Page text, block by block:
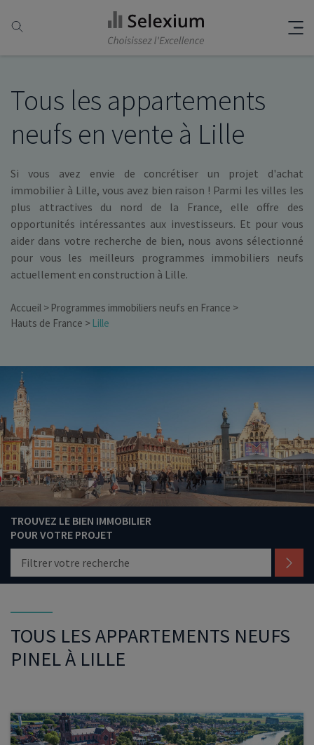
Tous les appartements
neufs en vente à Lille
Si vous avez envie de concrétiser un projet d'achat
immobilier à Lille, vous avez bien raison ! Parmi les villes les
plus attractives du nord de la France, elle offre des
opportunités intéressantes aux investisseurs. Et pour vous
aider dans votre recherche de bien, nous avons sélectionné
pour vous les meilleurs programmes immobiliers neufs
actuellement en construction à Lille.
Accueil
Programmes immobiliers neufs en France
Hauts de France
Lille
TROUVEZ LE BIEN IMMOBILIER
POUR VOTRE PROJET
Filtrer votre recherche
TOUS LES APPARTEMENTS NEUFS
PINEL À LILLE